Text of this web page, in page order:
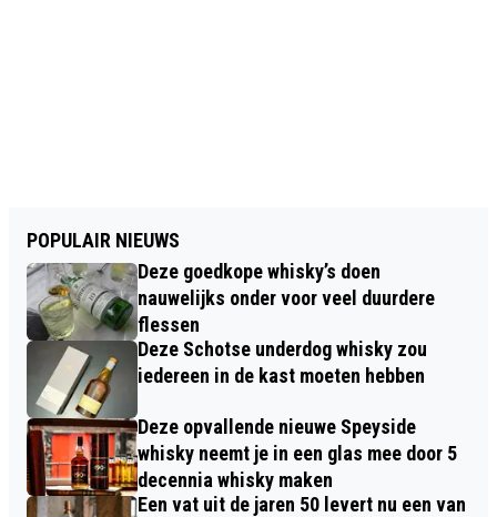
POPULAIR NIEUWS
Deze goedkope whisky’s doen
nauwelijks onder voor veel duurdere
flessen
Deze Schotse underdog whisky zou
iedereen in de kast moeten hebben
Deze opvallende nieuwe Speyside
whisky neemt je in een glas mee door 5
decennia whisky maken
Een vat uit de jaren 50 levert nu een van